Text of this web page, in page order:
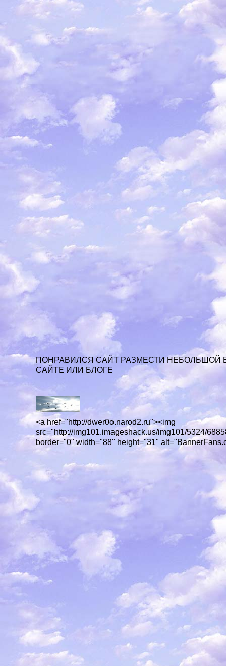
ПОНРАВИЛСЯ САЙТ РАЗМЕСТИ НЕБОЛЬШОЙ
САЙТЕ ИЛИ БЛОГЕ
<a href="http://dwer0o.narod2.ru"><img
src="http://img101.imageshack.us/img101/5324/
border="0" width="88" height="31"